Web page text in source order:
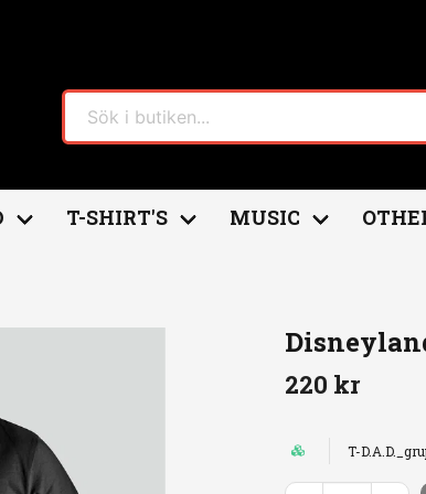
T-SHIRT'S MUSIC
220 kr
T-